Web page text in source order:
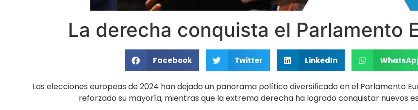
La derecha conquista el Parlamento
Facebook Twitter LinkedIn
Las elecciones europeas de 2024 han dejado un panorama político diversificado en el Parlamento
reforzado su mayoría, mientras que la extrema derecha ha logrado conquistar nuevos